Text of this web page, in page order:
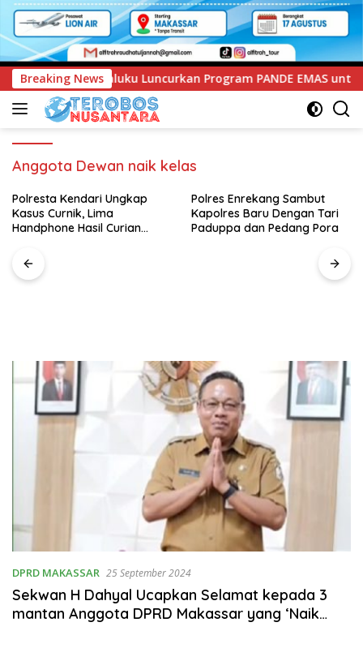
Breaking News
Program PANDE EMAS untuk Perkuat Pemberdayaan
Anggota Dewan naik kelas
Polresta Kendari Ungkap
Kasus Curnik, Lima
Handphone Hasil Curian
Polres Enrekang Sambut
Kapolres Baru Dengan Tari
Paduppa dan Pedang Pora
DPRD MAKASSAR 25 September 2024
Sekwan H Dahyal Ucapkan Selamat kepada 3
mantan Anggota DPRD Makassar yang ‘Naik